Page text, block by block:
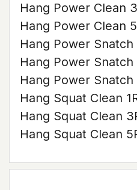
Hang Power Clean
Hang Power Clean
Hang Power Snatch
Hang Power Snatch
Hang Power Snatch
Hang Squat Clean
Hang Squat Clean
Hang Squat Clean